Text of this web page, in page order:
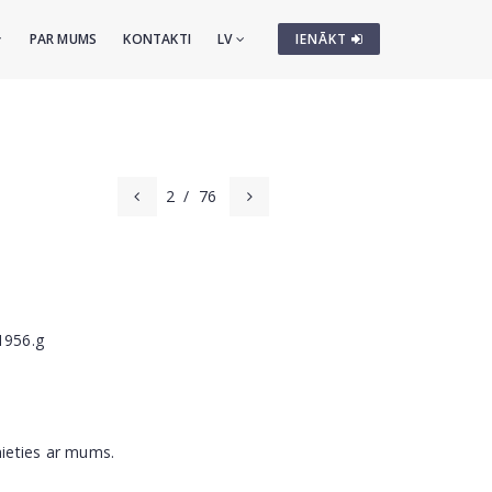
IENĀKT
PAR MUMS KONTAKTI LV
2 / 76
ar mums.